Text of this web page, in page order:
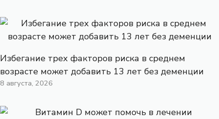
Избегание трех факторов риска в среднем
возрасте может добавить 13 лет без деменции
8 августа, 2026